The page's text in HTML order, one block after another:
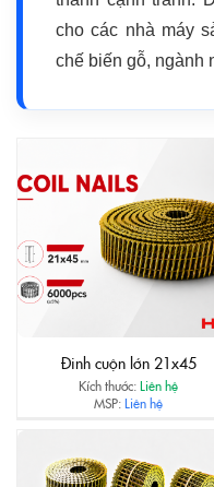
cho các nhà máy
chế biến gỗ, ngành
Đinh cuộn lớn 21x45
Kích thước:Liên hệ
MSP:Liên hệ